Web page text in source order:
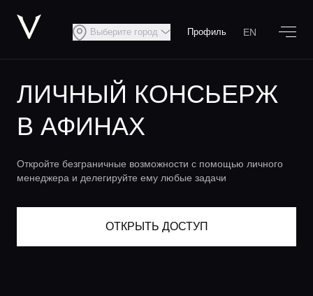
Выберите город Профиль EN
ЛИЧНЫЙ КОНСЬЕРЖ
В АФИНАХ
Откройте безграничные возможности с помощью личного
менеджера и делегируйте ему любые задачи
ОТКРЫТЬ ДОСТУП